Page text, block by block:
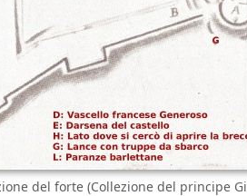
del forte (Collezione del principe